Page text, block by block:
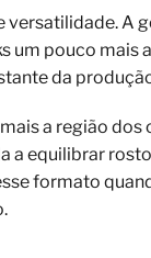
A
um pouco mais
da
a região dos
a equilibrar
formato